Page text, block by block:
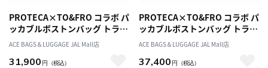
PROTECA×TO&FRO コラボ パ
ッカブルボストンバッグ トラベ
ル FUU-PACK B 軽量 撥水加工
13.3L 13001
ACE BAGS＆LUGGAGE JAL Mall店
31,900 円 （税込）
PROTECA×TO&FRO コラボ パ
ッカブルボストンバッグ トラベ
ル FUU-PACK B 軽量 撥水加工
37.5L 13002
ACE BAGS＆LUGGAGE JAL Mall店
37,400 円 （税込）